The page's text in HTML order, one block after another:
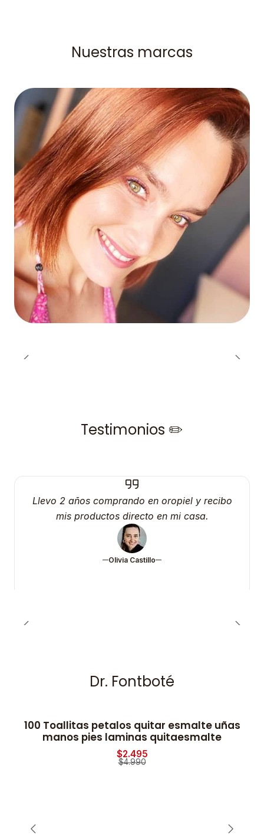
Nuestras marcas
Testimonios ✏️
Llevo 2 años comprando en oropiel y recibo
mis productos directo en mi casa.
Olivia Castillo
Dr. Fontboté
-50% OFF
100 Toallitas petalos quitar esmalte uñas
manos pies laminas quitaesmalte
$2.495
$4.990